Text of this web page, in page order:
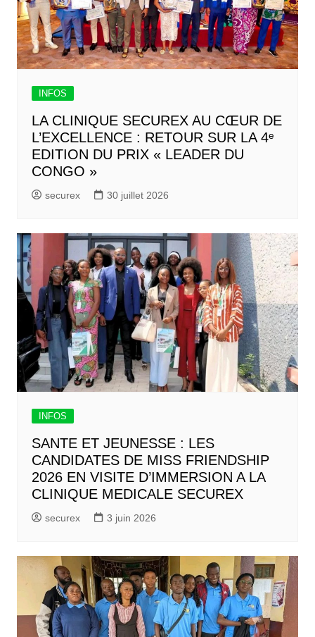
INFOS
LA CLINIQUE SECUREX AU CŒUR DE
L’EXCELLENCE : RETOUR SUR LA 4ᵉ
EDITION DU PRIX « LEADER DU
CONGO »
securex 30 juillet 2026
INFOS
SANTE ET JEUNESSE : LES
CANDIDATES DE MISS FRIENDSHIP
2026 EN VISITE D’IMMERSION A LA
CLINIQUE MEDICALE SECUREX
securex 3 juin 2026